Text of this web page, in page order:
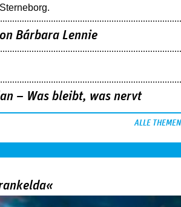
Bárbara Lennie
– Was bleibt, was nervt
ALLE THEMEN